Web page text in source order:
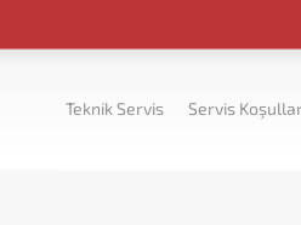
Teknik Servis Servis